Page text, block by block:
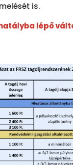
is.
lépő